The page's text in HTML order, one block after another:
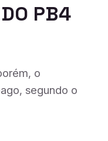
PB4
o
segundo o